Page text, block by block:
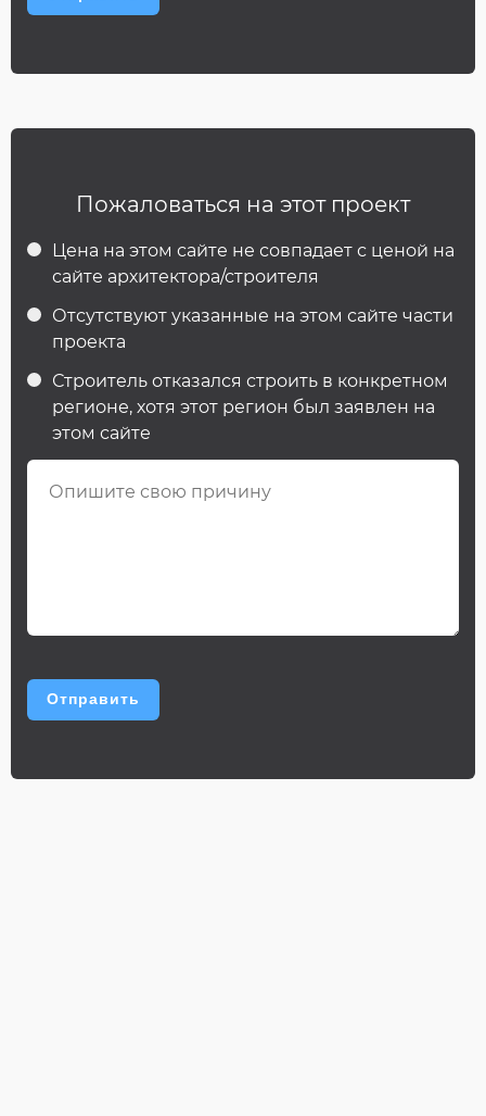
Пожаловаться на этот проект
Цена на этом сайте не совпадает с ценой на
сайте архитектора/строителя
Отсутствуют указанные на этом сайте части
проекта
Строитель отказался строить в конкретном
регионе, хотя этот регион был заявлен на
этом сайте